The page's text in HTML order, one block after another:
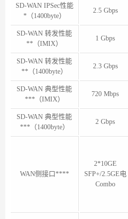
SD-WAN IPSec性能
*（1400byte）
2.5 Gbps
SD-WAN 转发性能
**（IMIX）
1 Gbps
SD-WAN 转发性能
**（1400byte）
2.3 Gbps
SD-WAN 典型性能
***（IMIX）
720 Mbps
SD-WAN 典型性能
***（1400byte）
2 Gbps
WAN侧接口****
2*10GE
SFP+/2.5GE电
Combo